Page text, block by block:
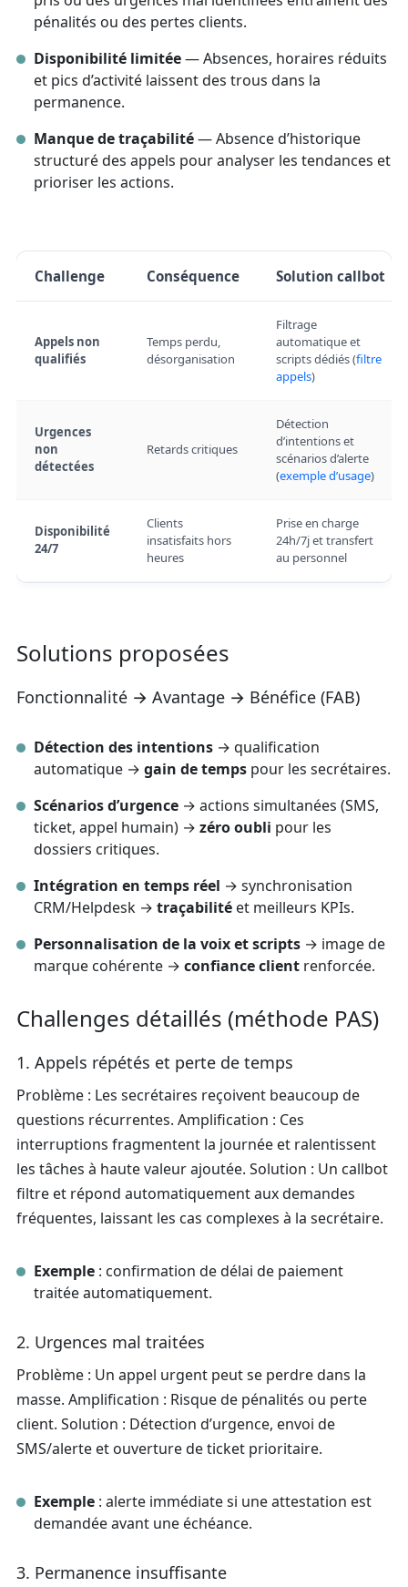
pénalités ou des pertes clients.
Disponibilité limitée— Absences, horaires réduits
et pics d’activité laissent des trous dans la
permanence.
Manque de traçabilité— Absence d’historique
structuré des appels pour analyser les tendances et
prioriser les actions.
Challenge Conséquence Solution callbot
Appels non
qualifiés
Temps perdu,
désorganisation
Filtrage
automatique et
scripts dédiés (filtre
appels)
Urgences
non
détectées
Retards critiques
Détection
d’intentions et
scénarios d’alerte
(exemple d’usage)
Disponibilité
24/7
Clients
insatisfaits hors
heures
Prise en charge
24h/7j et transfert
au personnel
Solutions proposées
Fonctionnalité → Avantage → Bénéfice (FAB)
Détection des intentions → qualification
automatique →gain de temps pour les secrétaires.
Scénarios d’urgence → actions simultanées (SMS,
ticket, appel humain) →zéro oubli pour les
dossiers critiques.
Intégration en temps réel → synchronisation
CRM/Helpdesk →traçabilité et meilleurs KPIs.
Personnalisation de la voix et scripts → image de
marque cohérente →confiance client renforcée.
Challenges détaillés (méthode PAS)
1. Appels répétés et perte de temps
Problème : Les secrétaires reçoivent beaucoup de
questions récurrentes. Amplification : Ces
interruptions fragmentent la journée et ralentissent
les tâches à haute valeur ajoutée. Solution : Un callbot
filtre et répond automatiquement aux demandes
fréquentes, laissant les cas complexes à la secrétaire.
Exemple : confirmation de délai de paiement
traitée automatiquement.
2. Urgences mal traitées
Problème : Un appel urgent peut se perdre dans la
masse. Amplification : Risque de pénalités ou perte
client. Solution : Détection d’urgence, envoi de
SMS/alerte et ouverture de ticket prioritaire.
Exemple : alerte immédiate si une attestation est
demandée avant une échéance.
3. Permanence insuffisante